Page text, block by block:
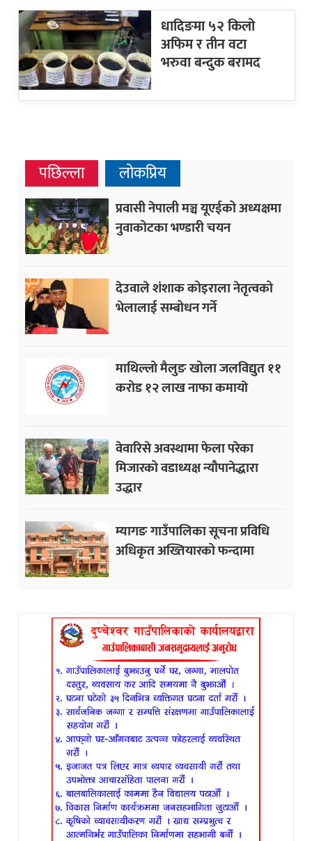
धादिङमा ५२ किलो
अफिम र तीन वटा
भरुवा बन्दुक बरामद
पछिल्ला लोकप्रिय
प्रवासी नेपाली मञ्च यूएईको अध्यक्षमा
नुवाकोटका भण्डारी चयन
देउवाले शंशाक कोइराला नेतृत्वको
भेलालाई सम्बोधन गर्ने
माथिल्लो मैलुङ खोला जलविद्युत ११
करोड १२ लाख नाफा कमायाे
वेवारिसे अवस्थामा फेला परेका
मिजारको वडाध्यक्ष न्यौपानेद्धारा
उद्धार
म्यागङ गाउँपालिका सूचना प्रविधि
अधिकृत अख्तियारको फन्दामा